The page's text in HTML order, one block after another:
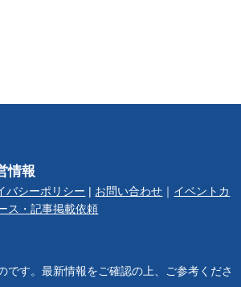
情報
バシーポリシー | お問い合わせ ｜ イベントカ
ス・記事掲載依頼
です。最新情報をご確認の上、ご参考くださ